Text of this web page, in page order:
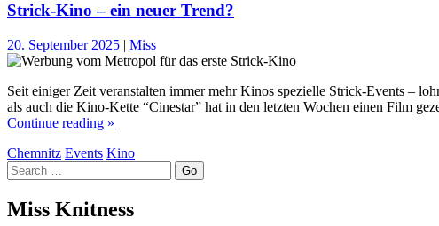
Strick-Kino – ein neuer Trend?
20. September 2025 | Miss
Seit einiger Zeit veranstalten immer mehr Kinos spezielle Strick-Events –
als auch die Kino-Kette “Cinestar” hat in den letzten Wochen einen Film
Continue reading »
Chemnitz Events Kino
Search
Miss Knitness